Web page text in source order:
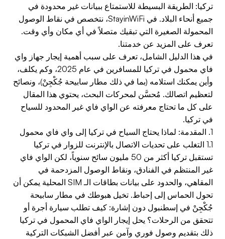
تركيا: الطريقة البسيطة للاستمتاع ببيانات غير محدودة في
جميع أنحاء البلاد. في StayinWiFi، نتخصص في نقاط الوصول
المحمولة الصغيرة التي تبقيك متصلاً في أي مكان وأي وقت.
تعرف على المزيد عن خدمتنا.
في هذا الدليل الشامل، تعرف على سبب أهمية إيجار جهاز واي
فاي محمول في تركيا للمسافرين في عام 2025، وكم يكلف،
وأين يمكنك استلامه (بما في ذلك مطار سابيحة جُكْجِنْ)، ونصائح
لتعظيم اتصالك. مُحسَّن لمحركات البحث، يحتوي هذا المقال
على كل ما تحتاج معرفته عن الواي فاي غير المحدود للسياح
في تركيا.
1. المقدمة: لماذا يحتاج السياح في تركيا إلى واي فاي محمول
1.1 التغلب على تحديات الاتصال بالإنترنت للزوار في تركيا
تستقبل تركيا أكثر من 50 مليون سائح سنوياً، لكن الواي فاي
غير المنتظم في الفنادق، ونقاط الوصول المزدحمة في
المقاهي، والحدود على بيانات بطاقات الـ SIM المحلية يمكن أن
تحول الحماس إلى إحباط. تخيل هبوطك في مطار سابيحة
جُكْجِنْ في إسطنبول دون إشارة: كيف تطلب سيارة أجرة أو
تتحقق من الرحلات؟ يحل إيجار الواي فاي المحمول في تركيا
ذلك بتقديم وصول فوري وآمن عبر أفضل الشبكات التركية